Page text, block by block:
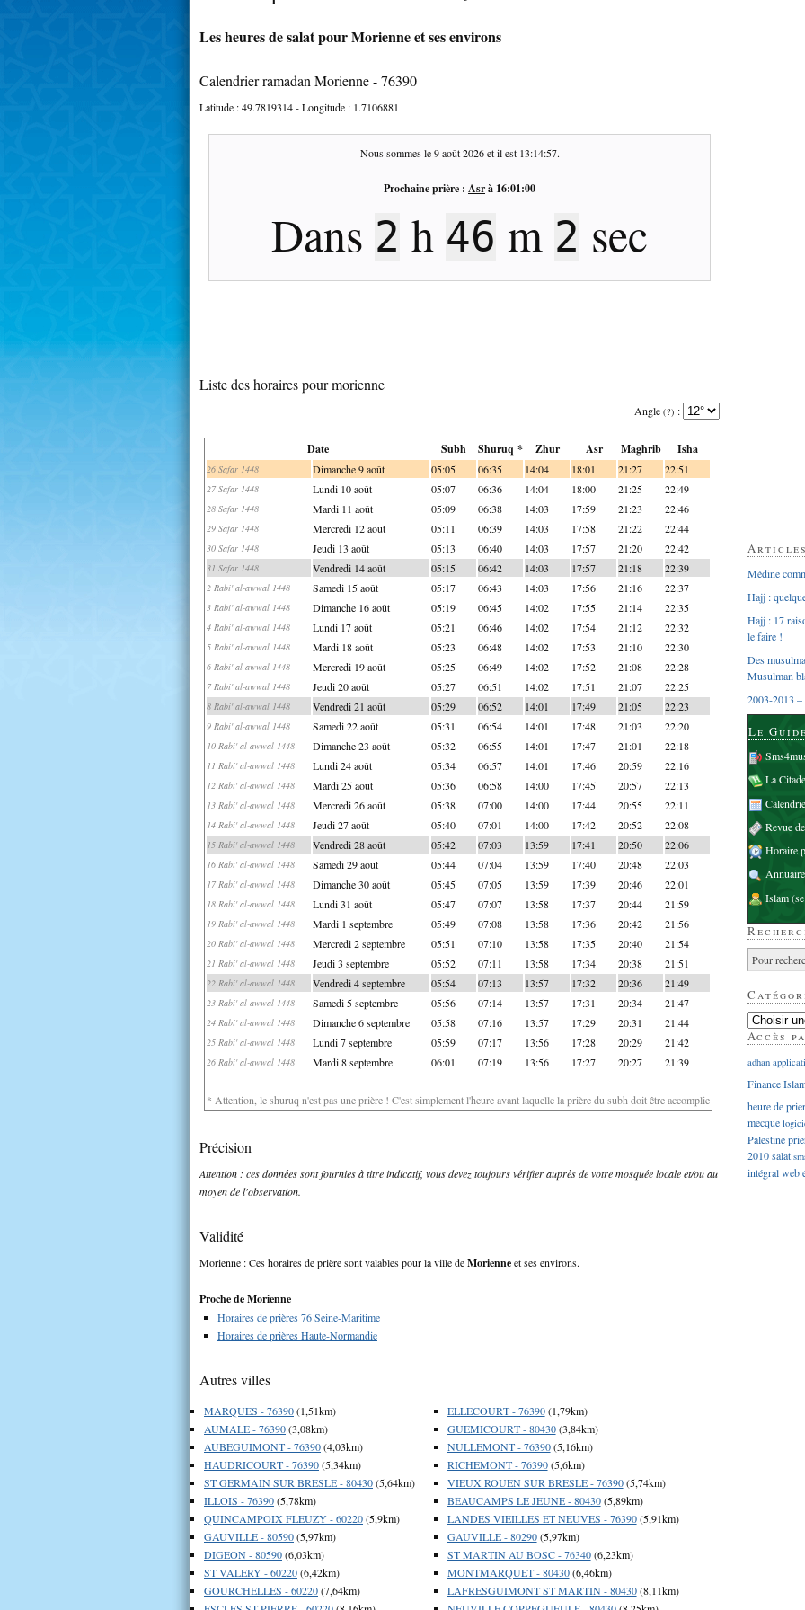
Les heures de salat pour Morienne et ses environs
Calendrier ramadan Morienne - 76390
Latitude :49.7819314- Longitude : 1.7106881
Nous sommes le9 août 2026et il est 13:14:58.
Prochaine prière : Asrà 16:01:00
Dans 2 h 46 m 1 sec
Liste des horaires pour morienne
Angle (?) :
Date Subh Shuruq * Zhur Asr Maghrib Isha
26 Safar 1448 Dimanche 9 août 05:05 06:35 14:04 18:01 21:27 22:51
27 Safar 1448 Lundi 10 août 05:07 06:36 14:04 18:00 21:25 22:49
28 Safar 1448 Mardi 11 août 05:09 06:38 14:03 17:59 21:23 22:46
29 Safar 1448 Mercredi 12 août 05:11 06:39 14:03 17:58 21:22 22:44
30 Safar 1448 Jeudi 13 août 05:13 06:40 14:03 17:57 21:20 22:42
31 Safar 1448 Vendredi 14 août 05:15 06:42 14:03 17:57 21:18 22:39
2 Rabi' al-awwal 1448 Samedi 15 août 05:17 06:43 14:03 17:56 21:16 22:37
3 Rabi' al-awwal 1448 Dimanche 16 août 05:19 06:45 14:02 17:55 21:14 22:35
4 Rabi' al-awwal 1448 Lundi 17 août 05:21 06:46 14:02 17:54 21:12 22:32
5 Rabi' al-awwal 1448 Mardi 18 août 05:23 06:48 14:02 17:53 21:10 22:30
6 Rabi' al-awwal 1448 Mercredi 19 août 05:25 06:49 14:02 17:52 21:08 22:28
7 Rabi' al-awwal 1448 Jeudi 20 août 05:27 06:51 14:02 17:51 21:07 22:25
8 Rabi' al-awwal 1448 Vendredi 21 août 05:29 06:52 14:01 17:49 21:05 22:23
9 Rabi' al-awwal 1448 Samedi 22 août 05:31 06:54 14:01 17:48 21:03 22:20
10 Rabi' al-awwal 1448 Dimanche 23 août 05:32 06:55 14:01 17:47 21:01 22:18
11 Rabi' al-awwal 1448 Lundi 24 août 05:34 06:57 14:01 17:46 20:59 22:16
12 Rabi' al-awwal 1448 Mardi 25 août 05:36 06:58 14:00 17:45 20:57 22:13
13 Rabi' al-awwal 1448 Mercredi 26 août 05:38 07:00 14:00 17:44 20:55 22:11
14 Rabi' al-awwal 1448 Jeudi 27 août 05:40 07:01 14:00 17:42 20:52 22:08
15 Rabi' al-awwal 1448 Vendredi 28 août 05:42 07:03 13:59 17:41 20:50 22:06
16 Rabi' al-awwal 1448 Samedi 29 août 05:44 07:04 13:59 17:40 20:48 22:03
17 Rabi' al-awwal 1448 Dimanche 30 août 05:45 07:05 13:59 17:39 20:46 22:01
18 Rabi' al-awwal 1448 Lundi 31 août 05:47 07:07 13:58 17:37 20:44 21:59
19 Rabi' al-awwal 1448 Mardi 1 septembre 05:49 07:08 13:58 17:36 20:42 21:56
20 Rabi' al-awwal 1448 Mercredi 2 septembre 05:51 07:10 13:58 17:35 20:40 21:54
21 Rabi' al-awwal 1448 Jeudi 3 septembre 05:52 07:11 13:58 17:34 20:38 21:51
22 Rabi' al-awwal 1448 Vendredi 4 septembre 05:54 07:13 13:57 17:32 20:36 21:49
23 Rabi' al-awwal 1448 Samedi 5 septembre 05:56 07:14 13:57 17:31 20:34 21:47
24 Rabi' al-awwal 1448 Dimanche 6 septembre 05:58 07:16 13:57 17:29 20:31 21:44
25 Rabi' al-awwal 1448 Lundi 7 septembre 05:59 07:17 13:56 17:28 20:29 21:42
26 Rabi' al-awwal 1448 Mardi 8 septembre 06:01 07:19 13:56 17:27 20:27 21:39
* Attention, le shuruq n'est pas une prière ! C'est simplement l'heure avant laquelle la prière du subh doit être accomplie
Précision
Attention : ces données sont fournies à titre indicatif, vous devez toujours vérifier auprès de votre mosquée locale et/ou au
moyen de l'observation.
Validité
Morienne : Ces horaires de prière sont valables pour la ville deMorienneet ses environs.
Proche de Morienne
Horaires de prières 76 Seine-Maritime
Horaires de prières Haute-Normandie
Autres villes
MARQUES - 76390(1,51km)
AUMALE - 76390(3,08km)
AUBEGUIMONT - 76390(4,03km)
HAUDRICOURT - 76390(5,34km)
ST GERMAIN SUR BRESLE - 80430(5,64km)
ILLOIS - 76390(5,78km)
QUINCAMPOIX FLEUZY - 60220(5,9km)
GAUVILLE - 80590(5,97km)
DIGEON - 80590(6,03km)
ST VALERY - 60220(6,42km)
GOURCHELLES - 60220(7,64km)
ELLECOURT - 76390(1,79km)
GUEMICOURT - 80430(3,84km)
NULLEMONT - 76390(5,16km)
RICHEMONT - 76390(5,6km)
VIEUX ROUEN SUR BRESLE - 76390(5,74km)
BEAUCAMPS LE JEUNE - 80430(5,89km)
LANDES VIEILLES ET NEUVES - 76390(5,91km)
GAUVILLE - 80290(5,97km)
ST MARTIN AU BOSC - 76340(6,23km)
MONTMARQUET - 80430(6,46km)
LAFRESGUIMONT ST MARTIN - 80430(8,11km)
Médine
Hajj :
Hajj : 17
le faire !
Des
Musulman
2003-2013 –
Le
La
Revue
Horaire
Islam
Accès
adhan
Finance
heure de
mecque
Palestine
2010salat
intégralweb